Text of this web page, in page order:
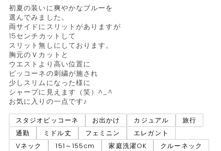
初夏の装いに爽やかなブルーを
選んでみました。
両サイドにスリットがありますが
15センチカットして
スリット無しにしております。
胸元のＶカットと
ウエストより高い位置に
ピッコーネの刺繍が施され
少しスリムになった様に
シャープに見えます（笑）^_^
スタジオピッコーネ お出かけ カジュアル
旅行
通勤
ミドル丈 フェミニン
エレガント
Vネック
151～155cm 家庭洗濯OK
クルーネック